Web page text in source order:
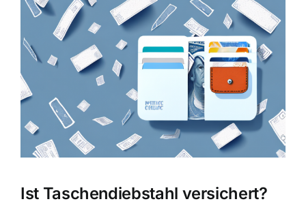
grösseres
Ist Taschendiebstahl versichert?